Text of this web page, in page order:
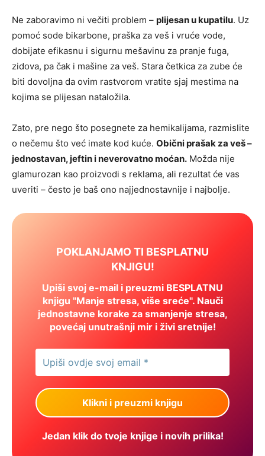
Ne zaboravimo ni večiti problem – plijesan u kupatilu. Uz
pomoć sode bikarbone, praška za veš i vruće vode,
dobijate efikasnu i sigurnu mešavinu za pranje fuga,
zidova, pa čak i mašine za veš. Stara četkica za zube će
biti dovoljna da ovim rastvorom vratite sjaj mestima na
kojima se plijesan nataložila.
Zato, pre nego što posegnete za hemikalijama, razmislite
o nečemu što već imate kod kuće. Obični prašak za veš –
jednostavan, jeftin i neverovatno moćan. Možda nije
glamurozan kao proizvodi s reklama, ali rezultat će vas
uveriti – često je baš ono najjednostavnije i najbolje.
POKLANJAMO TI BESPLATNU
KNJIGU!
Upiši svoj e-mail i preuzmi BESPLATNU
knjigu "Manje stresa, više sreće". Nauči
jednostavne korake za smanjenje stresa,
povećaj unutrašnji mir i živi sretnije!
Jedan klik do tvoje knjige i novih prilika!